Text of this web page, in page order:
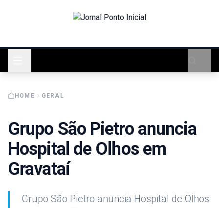
HOME GERAL
Grupo São Pietro anuncia
Hospital de Olhos em
Gravataí
Grupo São Pietro anuncia Hospital de Olhos